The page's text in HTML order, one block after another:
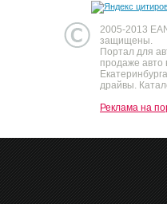
2005-2013
защищены.
Портал для
продаже авто
драйвы.
Реклама на